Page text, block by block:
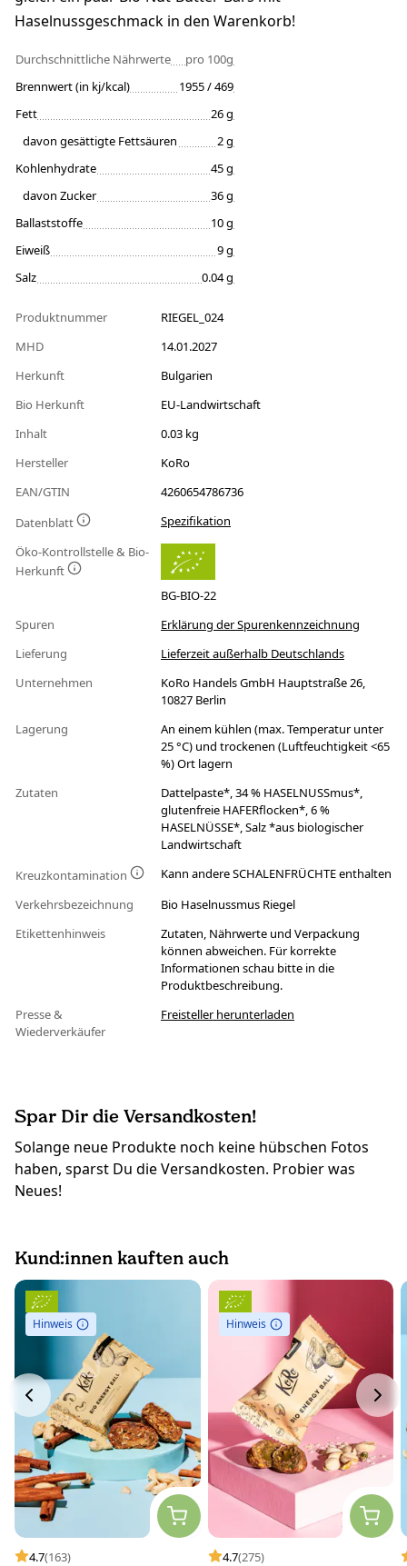
Haselnussgeschmack in den Warenkorb!
Durchschnittliche Nährwerte
pro 100g
Brennwert (in kj/kcal)
1955 / 469
Fett
26 g
davon gesättigte Fettsäuren
2 g
Kohlenhydrate
45 g
davon Zucker
36 g
Ballaststoffe
10 g
Eiweiß
9 g
Salz
0.04 g
Produktnummer
RIEGEL_024
MHD
14.01.2027
Herkunft
Bulgarien
Bio Herkunft
EU-Landwirtschaft
Inhalt
0.03 kg
Hersteller
KoRo
EAN/GTIN
4260654786736
Datenblatt
Spezifikation
Öko-Kontrollstelle & Bio-
Herkunft
BG-BIO-22
Spuren
Erklärung der Spurenkennzeichnung
Lieferung
Lieferzeit außerhalb Deutschlands
Unternehmen
KoRo Handels GmbH Hauptstraße 26,
10827 Berlin
Lagerung
An einem kühlen (max. Temperatur unter
25 °C) und trockenen (Luftfeuchtigkeit <65
%) Ort lagern
Zutaten
Dattelpaste*, 34 % HASELNUSSmus*,
glutenfreie HAFERflocken*, 6 %
HASELNÜSSE*, Salz *aus biologischer
Landwirtschaft
Kreuzkontamination
Kann andere SCHALENFRÜCHTE enthalten
Verkehrsbezeichnung
Bio Haselnussmus Riegel
Etikettenhinweis
Zutaten, Nährwerte und Verpackung
können abweichen. Für korrekte
Informationen schau bitte in die
Produktbeschreibung.
Presse &
Wiederverkäufer
Freisteller herunterladen
Spar Dir die Versandkosten!
Solange neue Produkte noch keine hübschen Fotos
haben, sparst Du die Versandkosten. Probier was
Neues!
Kund:innen kauften auch
Hinweis
4.7(163)
Hinweis
4.7(275)